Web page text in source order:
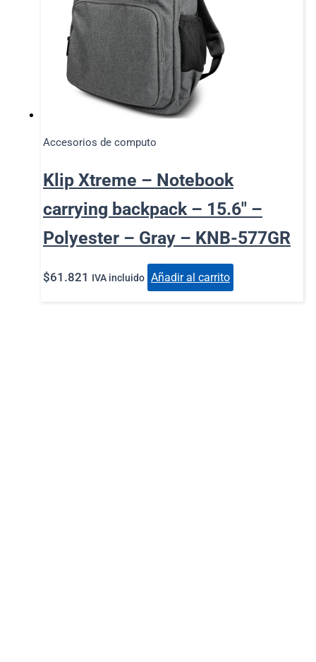
Accesorios de computo
Klip Xtreme – Notebook
carrying backpack – 15.6″ –
Polyester – Gray – KNB-577GR
$61.821 IVA incluido Añadir al carrito